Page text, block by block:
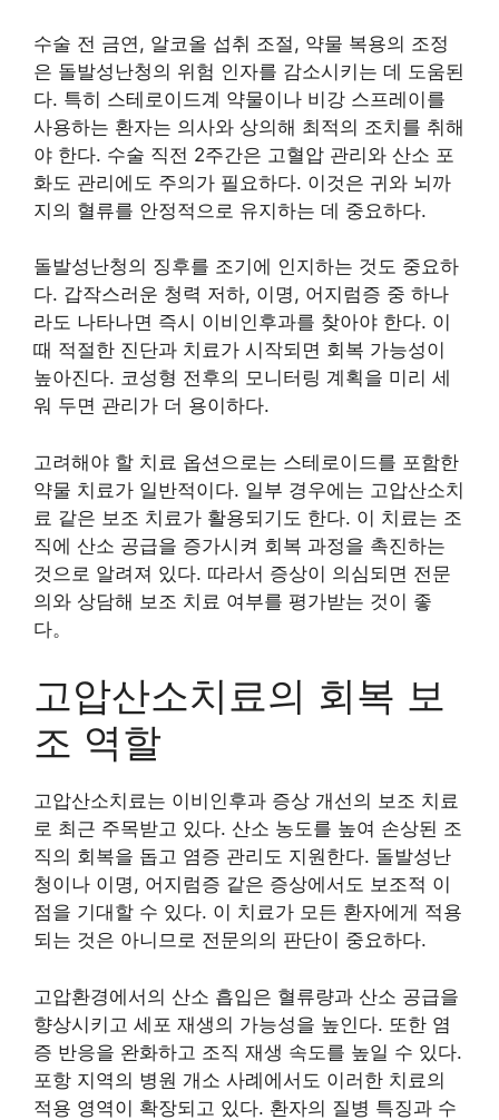
수술 전 금연, 알코올 섭취 조절, 약물 복용의 조정
은 돌발성난청의 위험 인자를 감소시키는 데 도움된
다. 특히 스테로이드계 약물이나 비강 스프레이를
사용하는 환자는 의사와 상의해 최적의 조치를 취해
야 한다. 수술 직전 2주간은 고혈압 관리와 산소 포
화도 관리에도 주의가 필요하다. 이것은 귀와 뇌까
지의 혈류를 안정적으로 유지하는 데 중요하다.
돌발성난청의 징후를 조기에 인지하는 것도 중요하
다. 갑작스러운 청력 저하, 이명, 어지럼증 중 하나
라도 나타나면 즉시 이비인후과를 찾아야 한다. 이
때 적절한 진단과 치료가 시작되면 회복 가능성이
높아진다. 코성형 전후의 모니터링 계획을 미리 세
워 두면 관리가 더 용이하다.
고려해야 할 치료 옵션으로는 스테로이드를 포함한
약물 치료가 일반적이다. 일부 경우에는 고압산소치
료 같은 보조 치료가 활용되기도 한다. 이 치료는 조
직에 산소 공급을 증가시켜 회복 과정을 촉진하는
것으로 알려져 있다. 따라서 증상이 의심되면 전문
의와 상담해 보조 치료 여부를 평가받는 것이 좋
다。
고압산소치료의 회복 보
조 역할
고압산소치료는 이비인후과 증상 개선의 보조 치료
로 최근 주목받고 있다. 산소 농도를 높여 손상된 조
직의 회복을 돕고 염증 관리도 지원한다. 돌발성난
청이나 이명, 어지럼증 같은 증상에서도 보조적 이
점을 기대할 수 있다. 이 치료가 모든 환자에게 적용
되는 것은 아니므로 전문의의 판단이 중요하다.
고압환경에서의 산소 흡입은 혈류량과 산소 공급을
향상시키고 세포 재생의 가능성을 높인다. 또한 염
증 반응을 완화하고 조직 재생 속도를 높일 수 있다.
포항 지역의 병원 개소 사례에서도 이러한 치료의
적용 영역이 확장되고 있다. 환자의 질병 특징과 수